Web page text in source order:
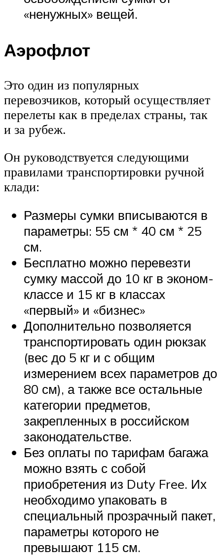
«ненужных» вещей.
Аэрофлот
Это один из популярных
перевозчиков, который осуществляет
перелеты как в пределах страны, так
и за рубеж.
Он руководствуется следующими
правилами транспортировки ручной
клади:
Размеры сумки вписываются в
параметры: 55 см * 40 см * 25
см.
Бесплатно можно перевезти
сумку массой до 10 кг в эконом-
классе и 15 кг в классах
«первый» и «бизнес»
Дополнительно позволяется
транспортировать один рюкзак
(вес до 5 кг и с общим
измерением всех параметров до
80 см), а также все остальные
категории предметов,
закрепленных в российском
законодательстве.
Без оплаты по тарифам багажа
можно взять с собой
приобретения из Duty Free. Их
необходимо упаковать в
специальный прозрачный пакет,
параметры которого не
превышают 115 см.